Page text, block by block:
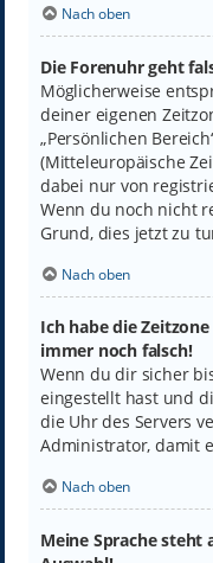
Nach oben
Die Forenuhr geht
Möglicherweise
deiner eigenen
„Persönlichen
(Mitteleuropäische
dabei nur von
Wenn du noch nicht
Grund, dies jetzt zu
Nach oben
Ich habe die
immer noch falsch!
Wenn du dir sicher
eingestellt hast und
die Uhr des Servers
Administrator, damit
Nach oben
Meine Sprache steht